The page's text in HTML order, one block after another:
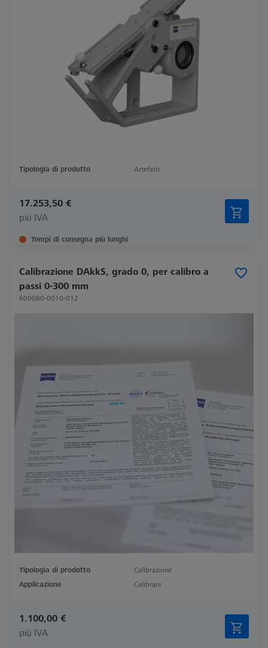
Tipologia di prodotto Artefatti
17.253,50 €
più IVA
Tempi di consegna più lunghi
Calibrazione DAkkS, grado 0, per calibro a
passi 0-300 mm
600080-0010-012
Tipologia di prodotto
Calibrazione
Applicazione
Calibrare
1.100,00 €
più IVA